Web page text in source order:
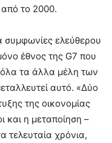
από το 2000.
συμφωνίες ελεύθερου
έθνος της G7 που
όλα τα άλλα μέλη των
αυτό. «Δύο
της οικονομίας
και η μεταποίηση –
τελευταία χρόνια,